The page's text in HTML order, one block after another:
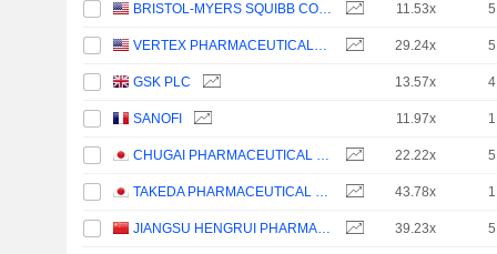
BRISTOL-MYERS SQUIBB COMPANY 11.53x
VERTEX PHARMACEUTICALS INCORPORATED 29.24x
GSK PLC 13.57x
SANOFI 11.97x
CHUGAI PHARMACEUTICAL CO., LTD. 22.22x
TAKEDA PHARMACEUTICAL COMPANY LIMITED 43.78x
JIANGSU HENGRUI PHARMACEUTICALS CO.,LTD 39.23x